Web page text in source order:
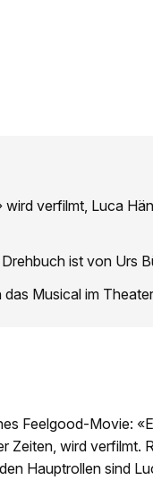
verfilmt, Luca
ist von Urs
Musical im Theater
Feelgood-Movie:
Zeiten, wird verfilmt.
Hauptrollen sind